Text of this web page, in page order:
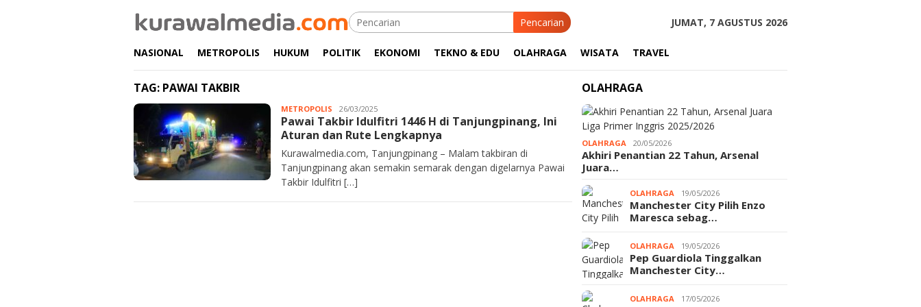
Pencarian JUMAT, 7 AGUSTUS 2026
NASIONAL METROPOLIS HUKUM POLITIK EKONOMI TEKNO & EDU OLAHRAGA WISATA TRAVEL
TAG: PAWAI TAKBIR
METROPOLIS Kurawalmedia
26/03/2025
Pawai Takbir Idulfitri 1446 H di Tanjungpinang, Ini
Aturan dan Rute Lengkapnya
Kurawalmedia.com, Tanjungpinang – Malam takbiran di
Tanjungpinang akan semakin semarak dengan digelarnya Pawai
Takbir Idulfitri […]
OLAHRAGA
OLAHRAGA 20/05/2026
Akhiri Penantian 22 Tahun, Arsenal
Juara…
OLAHRAGA 19/05/2026
Manchester City Pilih Enzo
Maresca sebag…
OLAHRAGA 19/05/2026
Pep Guardiola Tinggalkan
Manchester City…
OLAHRAGA 17/05/2026